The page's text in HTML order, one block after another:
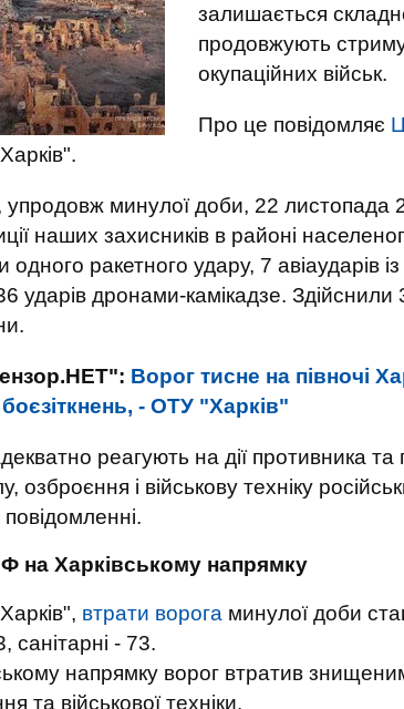
залишається
продовжують
окупаційних військ.
Про це повідомляє
упродовж минулої доби, 22 листопада
наших захисників в районі
одного ракетного удару, 7 авіаударів
ударів дронами-камікадзе. Здійснили
Ворог тисне на півночі
- ОТУ "Харків"
реагують на дії противника
озброєння і військову техніку
на Харківському напрямку
втрати ворога минулої доби
санітарні - 73.
напрямку ворог втратив
та військової техніки.